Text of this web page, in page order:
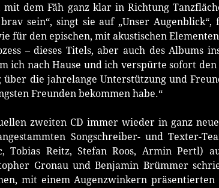
dem Fäh ganz klar in Richtung
sein“, singt sie auf „Unser Augenblick“,
für den epischen, mit akustischen Elementen
– dieses Titels, aber auch des Albums
ich nach Hause und ich verspürte sofort
die jahrelange Unterstützung und
Freunden bekommen habe.“
zweiten CD immer wieder in ganz
Songschreiber- und Texter-
Tobias Reitz, Stefan Roos, Armin Pertl)
Gronau und Benjamin Brümmer
mit einem Augenzwinkern